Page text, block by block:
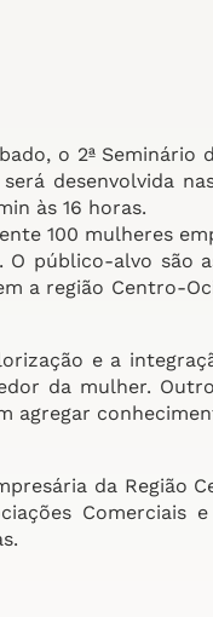
o 2ª
desenvolvida
às 16 horas.
100 mulheres
público-alvo são
a região Centro-
e a
da mulher.
agregar
da Região
Comerciais